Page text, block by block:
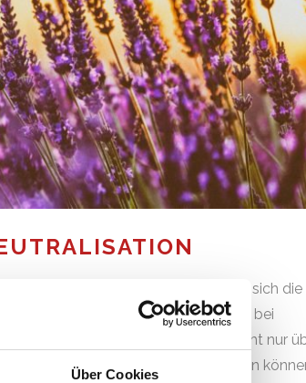
Über Cookies
Geruchsneutralisation lassen sich die
nachhaltig beseitigen. Besonders bei
unangenehme Gerüche auf, die nicht nur
Schimmelsporen kontaminiert sein